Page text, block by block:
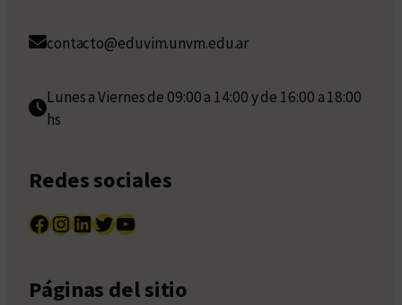
contacto@eduvim.unvm.edu.ar
Lunes a Viernes de 09:00 a 14:00 y de 16:00 a 18:00
hs
Redes sociales
Facebook InstagramLinkedIn Twitter YouTube
Páginas del sitio